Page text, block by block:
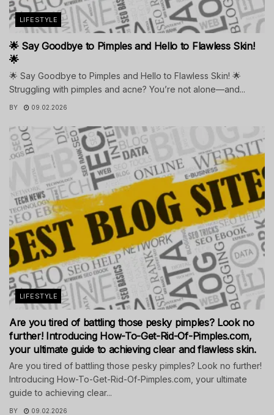
LIFESTYLE
🌟 Say Goodbye to Pimples and Hello to Flawless Skin!
🌟
🌟 Say Goodbye to Pimples and Hello to Flawless Skin! 🌟
Struggling with pimples and acne? You’re not alone—and...
BY 09.02.2026
LIFESTYLE
Are you tired of battling those pesky pimples? Look no
further! Introducing How-To-Get-Rid-Of-Pimples.com,
your ultimate guide to achieving clear and flawless skin.
Are you tired of battling those pesky pimples? Look no further!
Introducing How-To-Get-Rid-Of-Pimples.com, your ultimate
guide to achieving clear...
BY 09.02.2026